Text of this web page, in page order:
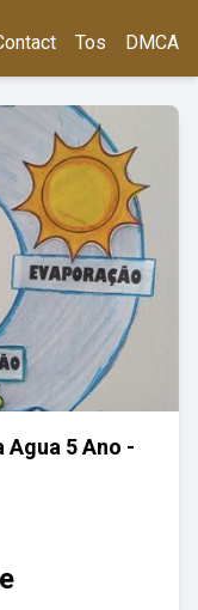
Tos DMCA
Agua 5 Ano -